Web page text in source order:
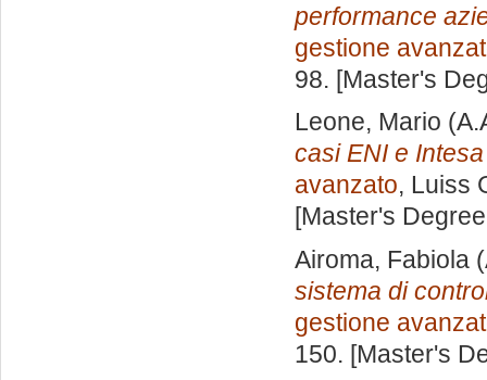
performance
gestione
98. [Master's
Leone, Mario
casi ENI e
avanzato, Luiss
[Master's
Airoma, Fabiola
sistema di
gestione
150. [Master's